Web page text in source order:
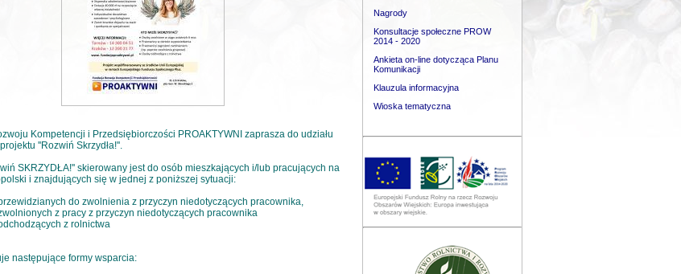
Kompetencji i Przedsiębiorczości PROAKTYWNI zaprasza do udziału
''Rozwiń Skrzydła!''.
SKRZYDŁA!'' skierowany jest do osób mieszkających i/lub pracujących na
i znajdujących się w jednej z poniższej sytuacji:
do zwolnienia z przyczyn niedotyczących pracownika,
z pracy z przyczyn niedotyczących pracownika
z rolnictwa
następujące formy wsparcia:
Nagrody
Konsultacje społeczne PROW
2014 - 2020
Ankieta on-line dotycząca Planu
Komunikacji
Klauzula informacyjna
Wioska tematyczna